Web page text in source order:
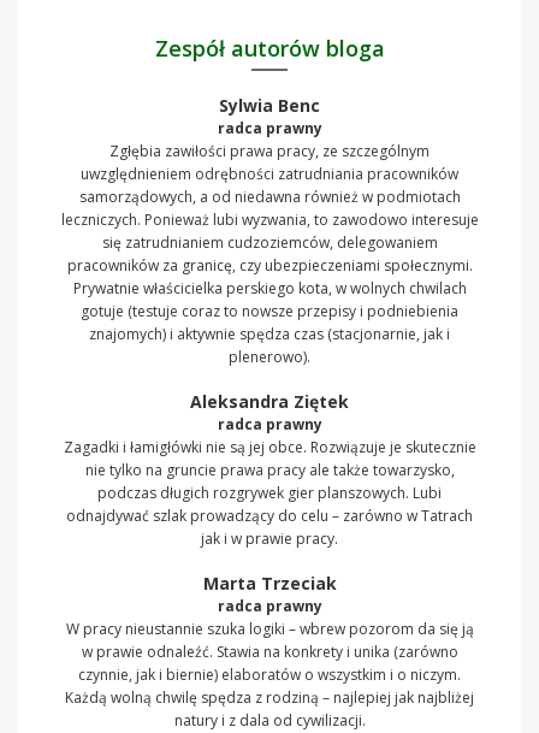
Zespół autorów bloga
Sylwia Benc
radca prawny
Zgłębia zawiłości prawa pracy, ze szczególnym
uwzględnieniem odrębności zatrudniania pracowników
samorządowych, a od niedawna również w podmiotach
leczniczych. Ponieważ lubi wyzwania, to zawodowo interesuje
się zatrudnianiem cudzoziemców, delegowaniem
pracowników za granicę, czy ubezpieczeniami społecznymi.
Prywatnie właścicielka perskiego kota, w wolnych chwilach
gotuje (testuje coraz to nowsze przepisy i podniebienia
znajomych) i aktywnie spędza czas (stacjonarnie, jak i
plenerowo).
Aleksandra Ziętek
radca prawny
Zagadki i łamigłówki nie są jej obce. Rozwiązuje je skutecznie
nie tylko na gruncie prawa pracy ale także towarzysko,
podczas długich rozgrywek gier planszowych. Lubi
odnajdywać szlak prowadzący do celu – zarówno w Tatrach
jak i w prawie pracy.
Marta Trzeciak
radca prawny
W pracy nieustannie szuka logiki – wbrew pozorom da się ją
w prawie odnaleźć. Stawia na konkrety i unika (zarówno
czynnie, jak i biernie) elaboratów o wszystkim i o niczym.
Każdą wolną chwilę spędza z rodziną – najlepiej jak najbliżej
natury i z dala od cywilizacji.